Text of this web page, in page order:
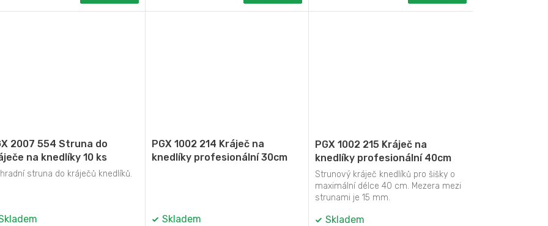
2007 554 Struna do
na knedlíky 10 ks
struna do kráječů knedlíků.
PGX 1002 214 Kráječ na
knedlíky profesionální 30cm
Skladem
PGX 1002 215 Kráječ na
knedlíky profesionální 40cm
nerez
Strunový kráječ knedlíků pro šišky o
maximální délce 40 cm. Mezera mezi
strunami je 15 mm.
Skladem